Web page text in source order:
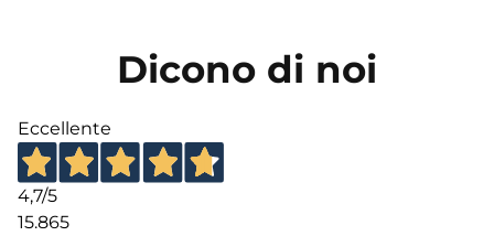
Dicono di noi
Eccellente
4,7/5
15.865